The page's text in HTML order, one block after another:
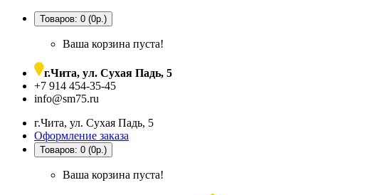
Товаров: 0 (0р.)
Ваша корзина пуста!
г.Чита, ул. Сухая Падь, 5
+7 914 454-35-45
info@sm75.ru
г.Чита, ул. Сухая Падь, 5
Оформление заказа
Товаров: 0 (0р.)
Ваша корзина пуста!